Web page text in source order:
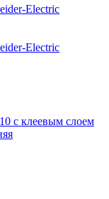
Electric
Electric
с клеевым слоем